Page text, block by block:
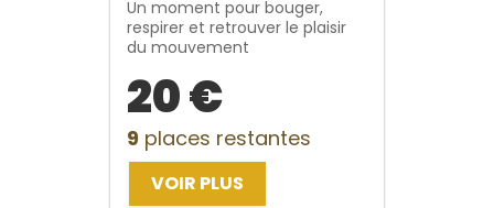
Un moment pour bouger,
respirer et retrouver le plaisir
du mouvement
20 €
9 places restantes
VOIR PLUS